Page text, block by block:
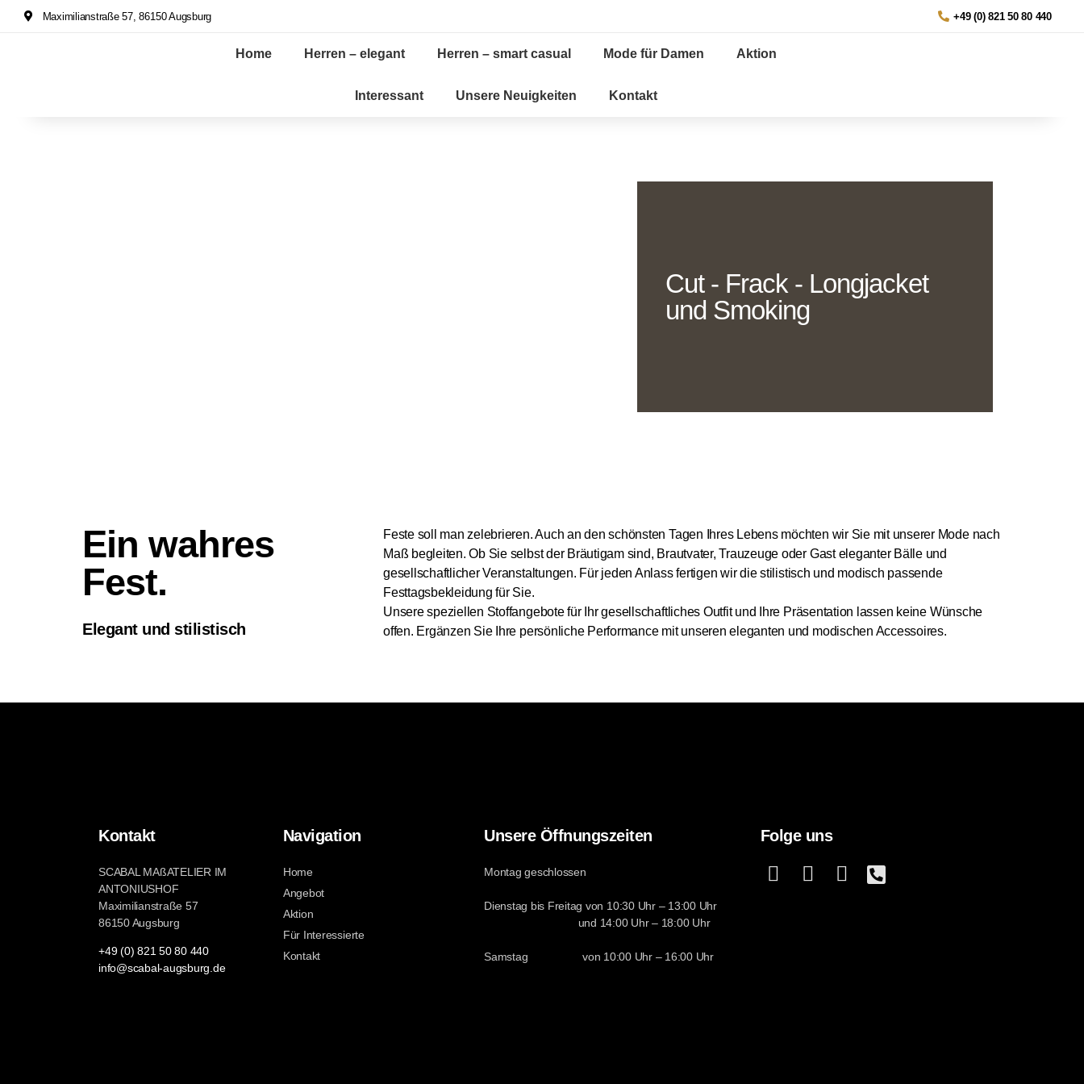
Maximilianstraße 57, 86150 Augsburg +49 (0) 821 50 80 440
Home Herren – elegant Herren – smart casual Mode für Damen Aktion
Interessant Unsere Neuigkeiten Kontakt
Cut - Frack - Longjacket
und Smoking
Ein wahres
Fest.
Elegant und stilistisch
Feste soll man zelebrieren. Auch an den schönsten Tagen Ihres Lebens möchten wir Sie mit unserer Mode nach
Maß begleiten. Ob Sie selbst der Bräutigam sind, Brautvater, Trauzeuge oder Gast eleganter Bälle und
gesellschaftlicher Veranstaltungen. Für jeden Anlass fertigen wir die stilistisch und modisch passende
Festtagsbekleidung für Sie.
Unsere speziellen Stoffangebote für Ihr gesellschaftliches Outfit und Ihre Präsentation lassen keine Wünsche
offen. Ergänzen Sie Ihre persönliche Performance mit unseren eleganten und modischen Accessoires.
Kontakt
SCABAL MAßATELIER IM
ANTONIUSHOF
Maximilianstraße 57
86150 Augsburg
+49 (0) 821 50 80 440
info@scabal-augsburg.de
Navigation
Home
Angebot
Aktion
Für Interessierte
Kontakt
Unsere Öffnungszeiten
Montag geschlossen
Dienstag bis Freitag von 10:30 Uhr – 13:00 Uhr
und 14:00 Uhr – 18:00 Uhr
Samstag von 10:00 Uhr – 16:00 Uhr
Folge uns